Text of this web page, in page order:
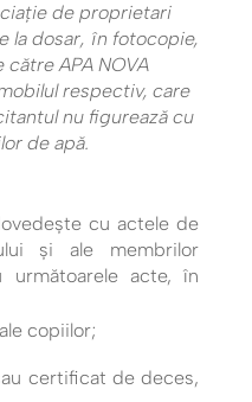
de proprietari
la dosar, în fotocopie,
APA NOVA
respectiv, care
nu figurează cu
de apă.
cu actele de
şi ale membrilor
acte, în
copiilor;
certificat de deces,